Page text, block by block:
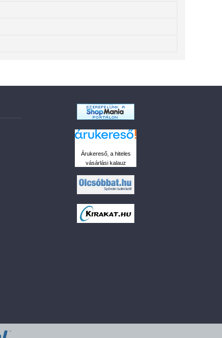
Árukereső, a hiteles
vásárlási kalauz